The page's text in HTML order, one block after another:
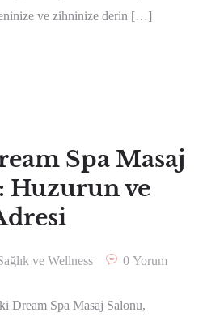
ve zihninize derin […]
Spa Masaj
Huzurun ve
ve Wellness 0 Yorum
Dream Spa Masaj Salonu,